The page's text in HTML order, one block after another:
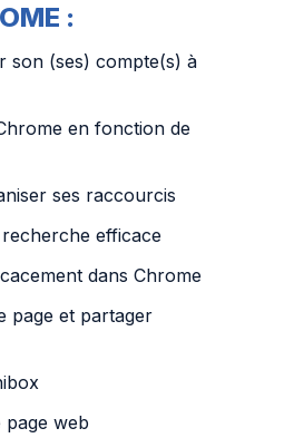
:
son (ses) compte(s) à
en fonction de
ses raccourcis
efficace
dans Chrome
page et partager
page web